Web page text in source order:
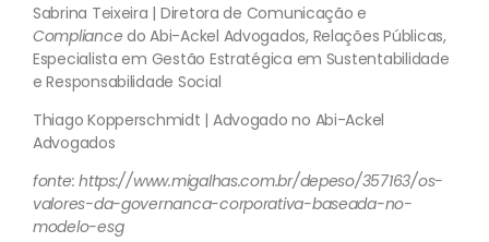
Sabrina Teixeira | Diretora de Comunicação e
Compliance do Abi-Ackel Advogados, Relações Públicas,
Especialista em Gestão Estratégica em Sustentabilidade
e Responsabilidade Social
Thiago Kopperschmidt | Advogado no Abi-Ackel
Advogados
fonte: https://www.migalhas.com.br/depeso/357163/os-
valores-da-governanca-corporativa-baseada-no-
modelo-esg